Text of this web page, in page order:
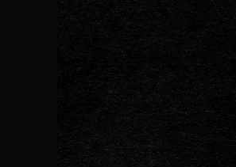
京
献う
京都・五条